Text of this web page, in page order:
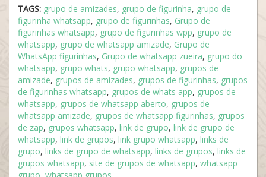
TAGS: grupo de amizades, grupo de figurinha, grupo de
figurinha whatsapp, grupo de figurinhas, Grupo de
figurinhas whatsapp, grupo de figurinhas wpp, grupo de
whatsapp, grupo de whatsapp amizade, Grupo de
WhatsApp figurinhas, Grupo de whatsapp zueira, grupo do
whatsapp, grupo whats, grupo whatsapp, grupos de
amizade, grupos de amizades, grupos de figurinhas, grupos
de figurinhas whatsapp, grupos de whats app, grupos de
whatsapp, grupos de whatsapp aberto, grupos de
whatsapp amizade, grupos de whatsapp figurinhas, grupos
de zap, grupos whatsapp, link de grupo, link de grupo de
whatsapp, link de grupos, link grupo whatsapp, links de
grupo, links de grupo de whatsapp, links de grupos, links de
grupos whatsapp, site de grupos de whatsapp, whatsapp